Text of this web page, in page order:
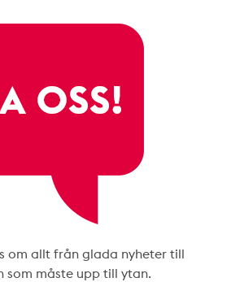
om allt från glada nyheter till
som måste upp till ytan.